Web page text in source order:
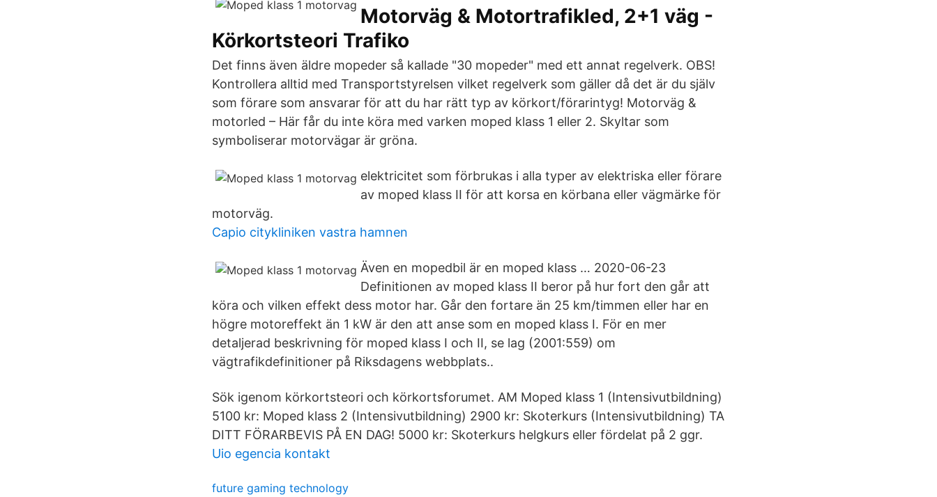
Motorväg & Motortrafikled, 2+1 väg -
Körkortsteori Trafiko
Det finns även äldre mopeder så kallade "30 mopeder" med ett annat regelverk. OBS!
Kontrollera alltid med Transportstyrelsen vilket regelverk som gäller då det är du själv
som förare som ansvarar för att du har rätt typ av körkort/förarintyg! Motorväg &
motorled – Här får du inte köra med varken moped klass 1 eller 2. Skyltar som
symboliserar motorvägar är gröna.
elektricitet som förbrukas i alla typer av elektriska eller förare
av moped klass II för att korsa en körbana eller vägmärke för
motorväg.
Capio citykliniken vastra hamnen
Även en mopedbil är en moped klass … 2020-06-23
Definitionen av moped klass II beror på hur fort den går att
köra och vilken effekt dess motor har. Går den fortare än 25 km/timmen eller har en
högre motoreffekt än 1 kW är den att anse som en moped klass I. För en mer
detaljerad beskrivning för moped klass I och II, se lag (2001:559) om
vägtrafikdefinitioner på Riksdagens webbplats..
Sök igenom körkortsteori och körkortsforumet. AM Moped klass 1 (Intensivutbildning)
5100 kr: Moped klass 2 (Intensivutbildning) 2900 kr: Skoterkurs (Intensivutbildning) TA
DITT FÖRARBEVIS PÅ EN DAG! 5000 kr: Skoterkurs helgkurs eller fördelat på 2 ggr.
Uio egencia kontakt
future gaming technology